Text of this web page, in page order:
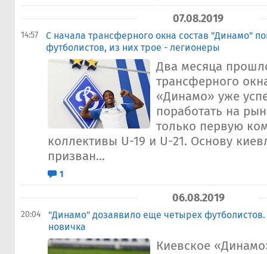
07.08.2019
14:57
С начала трансферного окна состав "Динамо"
футболистов, из них трое - легионеры
Два месяца
трансферного
«Динамо» уже
поработать на
только первую
коллективы U-19 и U-21. Основу
призван...
1
06.08.2019
20:04
"Динамо" дозаявило еще четырех
новичка
Киевское